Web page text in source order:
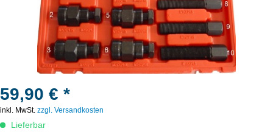
59,90 € *
inkl. MwSt. zzgl. Versandkosten
Lieferbar